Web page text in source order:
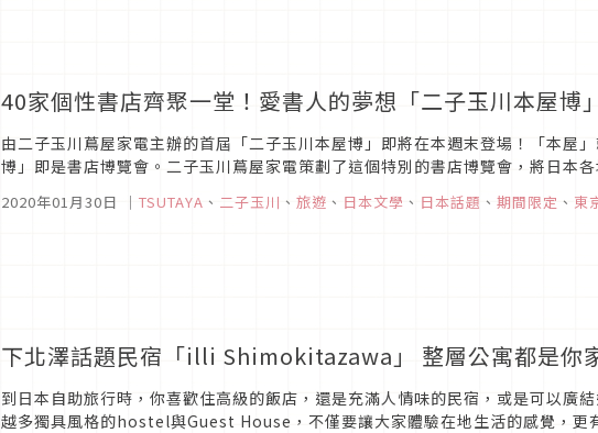
40家個性書店齊聚一堂！愛書人的夢想「二子玉川本屋博
由二子玉川蔦屋家電主辦的首屆「二子玉川本屋博」即將在本週末登場！「本屋
博」即是書店博覽會。二子玉川蔦屋家電策劃了這個特別的書店博覽會，將日本
讓大家可以一次看到40家書店特色。更特別舉辦媒體記者會，特別邀請到搞笑藝
2020年01月30日 ｜ TSUTAYA 、 二子玉川 、 旅遊 、 日本文學 、 日本話題 、 期間限定 、 東
下北澤話題民宿「illi Shimokitazawa」 整層公寓都是你
到日本自助旅行時，你喜歡住高級的飯店，還是充滿人情味的民宿，或是可以廣
越多獨具風格的hostel與Guest House，不僅要讓大家體驗在地生活的感覺，更